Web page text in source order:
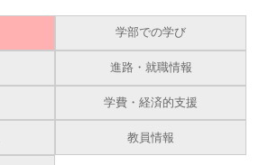
学部での学び
進路・就職情報
学費・経済的支援
教員情報